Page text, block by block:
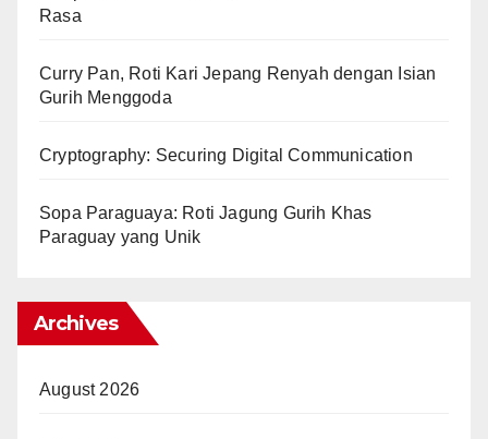
Rasa
Curry Pan, Roti Kari Jepang Renyah dengan Isian
Gurih Menggoda
Cryptography: Securing Digital Communication
Sopa Paraguaya: Roti Jagung Gurih Khas
Paraguay yang Unik
Archives
August 2026